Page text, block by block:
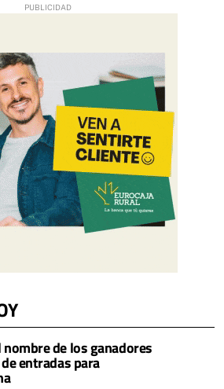
nombre de los ganadores
entradas para